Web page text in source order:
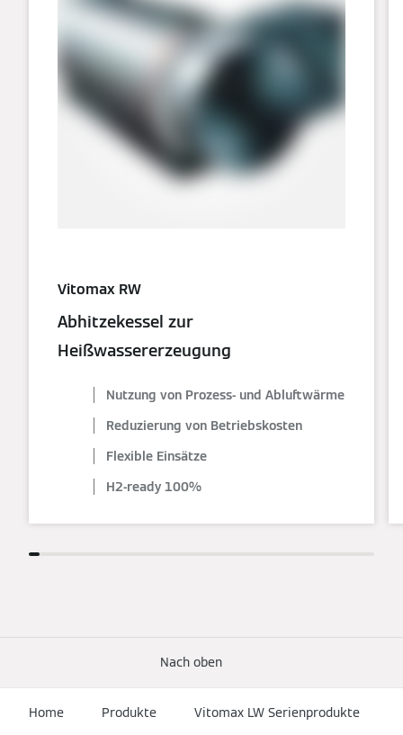
Vitomax RW
Abhitzekessel zur
Heißwassererzeugung
Nutzung von Prozess- und Abluftwärme
Reduzierung von Betriebskosten
Flexible Einsätze
H2-ready 100%
Nach oben
Home Produkte Vitomax LW Serienprodukte